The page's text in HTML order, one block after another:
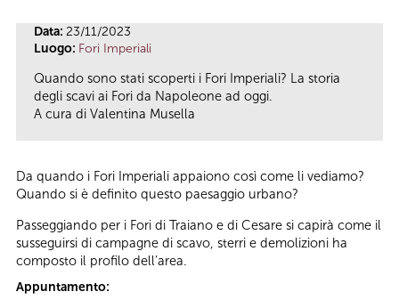
Data: 23/11/2023
Luogo: Fori Imperiali
Quando sono stati scoperti i Fori Imperiali? La storia
degli scavi ai Fori da Napoleone ad oggi.
A cura di Valentina Musella
Da quando i Fori Imperiali appaiono così come li vediamo?
Quando si è definito questo paesaggio urbano?
Passeggiando per i Fori di Traiano e di Cesare si capirà come il
susseguirsi di campagne di scavo, sterri e demolizioni ha
composto il profilo dell’area.
Appuntamento: